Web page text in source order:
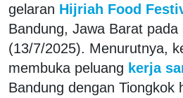
gelaran Hijriah Food
Bandung, Jawa Barat pada
(13/7/2025). Menurutnya,
membuka peluang kerja
Bandung dengan Tiongkok